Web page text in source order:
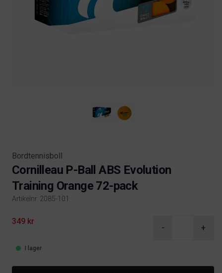
Bordtennisboll
Cornilleau P-Ball ABS Evolution
Training Orange 72-pack
Artikelnr. 2085-101
Product information
349 kr
- +
I lager